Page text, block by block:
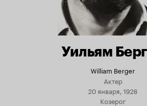
Уильям
William Berger
Актер
20 января, 1928
Козерог